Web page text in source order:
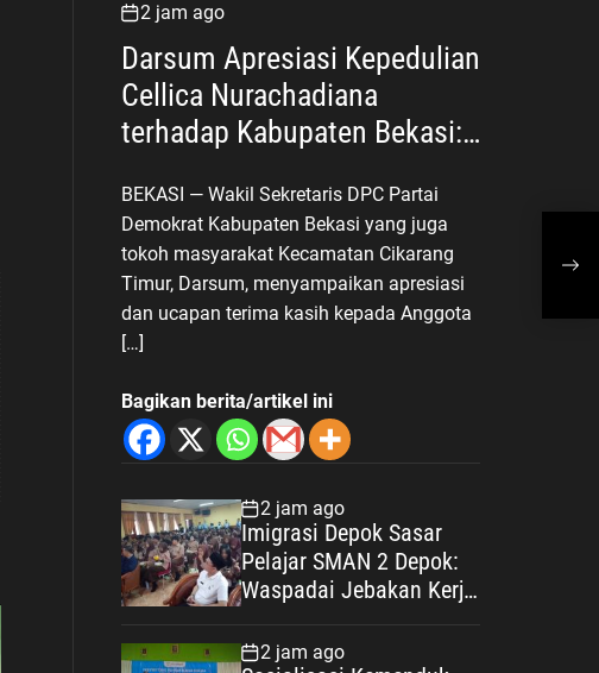
2 jam ago
Darsum Apresiasi Kepedulian
Cellica Nurachadiana
terhadap Kabupaten Bekasi:
untuk Masyarakat
BEKASI — Wakil Sekretaris DPC Partai
Demokrat Kabupaten Bekasi yang juga
tokoh masyarakat Kecamatan Cikarang
Timur, Darsum, menyampaikan apresiasi
dan ucapan terima kasih kepada Anggota
[…]
Bagikan berita/artikel ini
2 jam ago
Imigrasi Depok Sasar
Pelajar SMAN 2 Depok:
Waspadai Jebakan Kerja
2 jam ago